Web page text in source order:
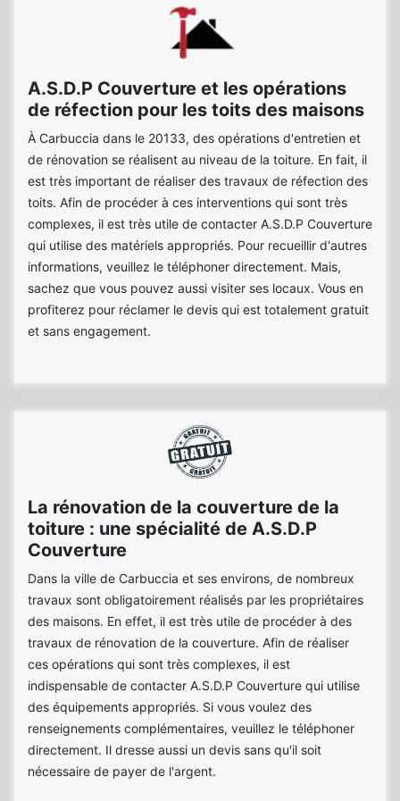
A.S.D.P Couverture et les opérations
de réfection pour les toits des maisons
À Carbuccia dans le 20133, des opérations d'entretien et
de rénovation se réalisent au niveau de la toiture. En fait, il
est très important de réaliser des travaux de réfection des
toits. Afin de procéder à ces interventions qui sont très
complexes, il est très utile de contacter A.S.D.P Couverture
qui utilise des matériels appropriés. Pour recueillir d'autres
informations, veuillez le téléphoner directement. Mais,
sachez que vous pouvez aussi visiter ses locaux. Vous en
profiterez pour réclamer le devis qui est totalement gratuit
et sans engagement.
La rénovation de la couverture de la
toiture : une spécialité de A.S.D.P
Couverture
Dans la ville de Carbuccia et ses environs, de nombreux
travaux sont obligatoirement réalisés par les propriétaires
des maisons. En effet, il est très utile de procéder à des
travaux de rénovation de la couverture. Afin de réaliser
ces opérations qui sont très complexes, il est
indispensable de contacter A.S.D.P Couverture qui utilise
des équipements appropriés. Si vous voulez des
renseignements complémentaires, veuillez le téléphoner
directement. Il dresse aussi un devis sans qu'il soit
nécessaire de payer de l'argent.